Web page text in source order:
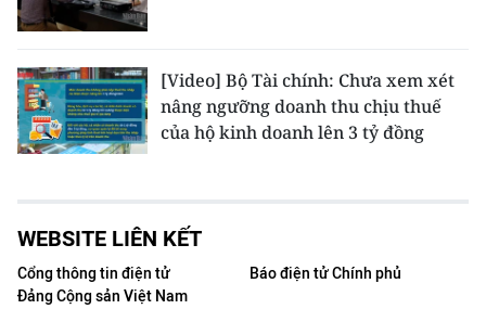
[Video] Bộ Tài chính: Chưa xem xét
nâng ngưỡng doanh thu chịu thuế
của hộ kinh doanh lên 3 tỷ đồng
WEBSITE LIÊN KẾT
Cổng thông tin điện tử
Đảng Cộng sản Việt Nam
Báo điện tử Chính phủ